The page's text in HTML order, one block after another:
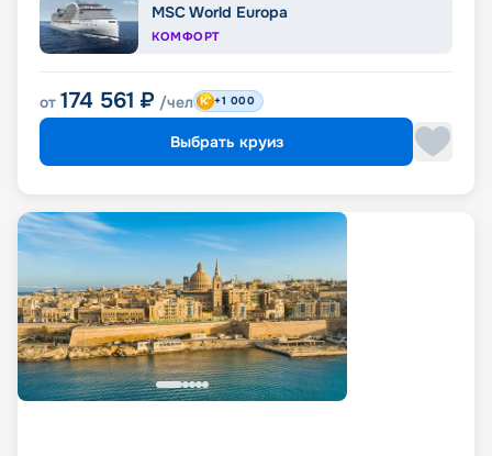
MSC World Europa
КОМФОРТ
от 174 561 ₽ /чел +1 000
Выбрать круиз